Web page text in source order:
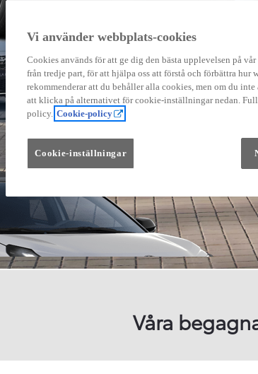
Våra
Vi använder webbplats-cookies
Cookies används för att ge dig den bästa upplevelsen på
från tredje part, för att hjälpa oss att förstå och förbättra hur
rekommenderar att du behåller alla cookies, men om du
att klicka på alternativet för cookie-inställningar nedan.
policy. Cookie-policy
Cookie-inställningar